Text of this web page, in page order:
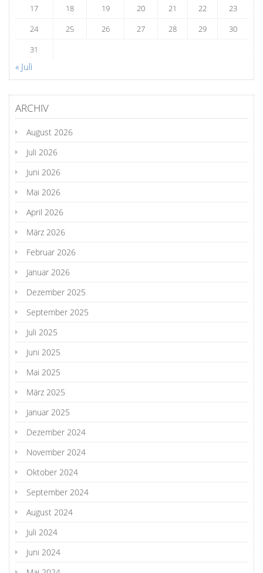
17
18 19 20 21 22
23
24
25 26 27 28 29
30
31
« Juli
ARCHIV
August 2026
Juli 2026
Juni 2026
Mai 2026
April 2026
März 2026
Februar 2026
Januar 2026
Dezember 2025
September 2025
Juli 2025
Juni 2025
Mai 2025
März 2025
Januar 2025
Dezember 2024
November 2024
Oktober 2024
September 2024
August 2024
Juli 2024
Juni 2024